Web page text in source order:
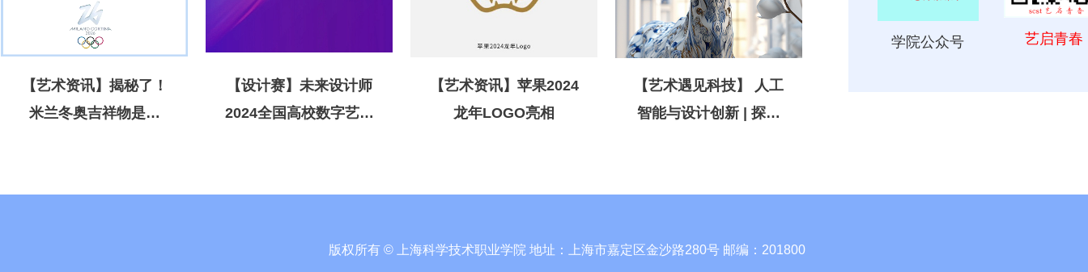
【艺术资讯】揭秘了！
米兰冬奥吉祥物是一
【设计赛】未来设计师
2024全国高校数字艺术
【艺术资讯】苹果2024
龙年LOGO亮相
【艺术遇见科技】 人工
智能与设计创新 | 探索
学院公众号 艺启青春
版权所有 © 上海科学技术职业学院 地址：上海市嘉定区金沙路280号 邮编：201800